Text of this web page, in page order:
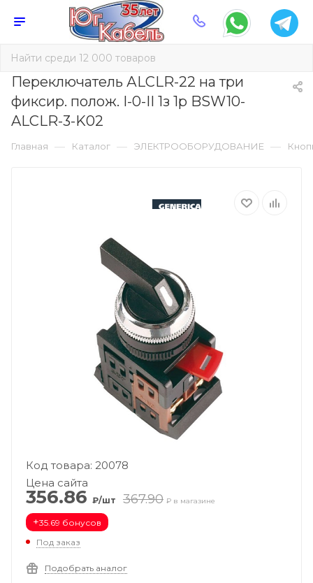
Переключатель АLСLR-22 на три
фиксир. полож. I-0-II 1з 1р BSW10-
ALCLR-3-K02
Главная — Каталог — ЭЛЕКТРООБОРУДОВАНИЕ —
Код товара: 20078
Цена сайта
356.86 ₽/шт 367.90 ₽ в магазине
+35.69 бонусов
Под заказ
Подобрать аналог